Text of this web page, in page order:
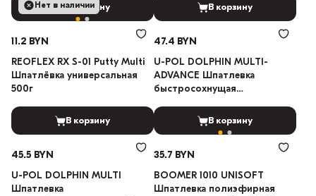
В корзину В корзину
Нет в наличии
11.2 BYN
REOFLEX RX S-01 Putty Multi
Шпатлёвка универсальная
500г
В корзину
47.4 BYN
U-POL DOLPHIN MULTI-
ADVANCE Шпатлевка
быстросохнущая
В корзину
45.5 BYN
U-POL DOLPHIN MULTI
Шпатлевка
35.7 BYN
BOOMER 1010 UNISOFT
Шпатлевка полиэфирная